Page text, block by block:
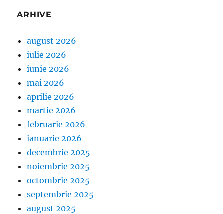
ARHIVE
august 2026
iulie 2026
iunie 2026
mai 2026
aprilie 2026
martie 2026
februarie 2026
ianuarie 2026
decembrie 2025
noiembrie 2025
octombrie 2025
septembrie 2025
august 2025